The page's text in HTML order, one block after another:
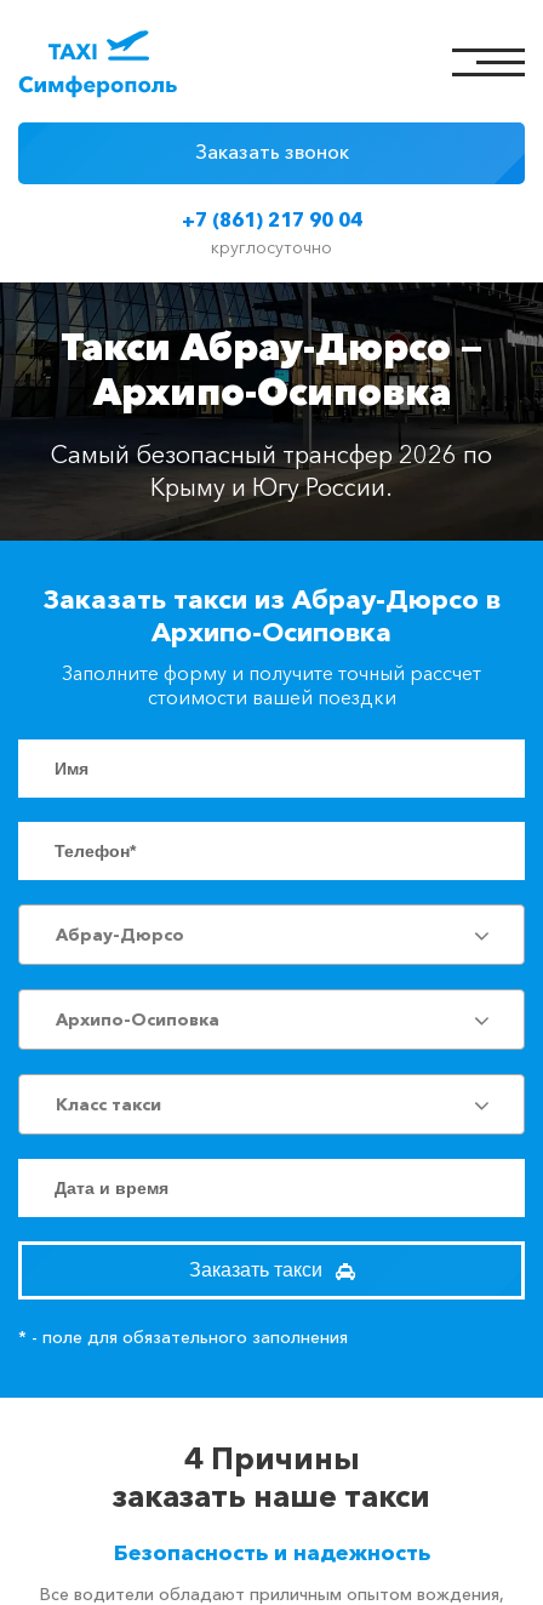
+7 (861) 217 90 04
круглосуточно
Заказать звонок
Цены на такси
Классы автомобилей
Отзывы
Контакты
+7(861)217-90-04
Заказать такси
Такси Абрау-Дюрсо —
Архипо-Осиповка
Самый безопасный трансфер 2026 по
Крыму и Югу России.
Заказать такси из Абрау-Дюрсо в
Архипо-Осиповка
Заполните форму и получите точный рассчет
стоимости вашей поездки
Абрау-Дюрсо
Архипо-Осиповка
Класс такси
Заказать такси
* - поле для обязательного заполнения
4 Причины
заказать наше такси
Безопасность и надежность
Все водители обладают приличным опытом вождения,